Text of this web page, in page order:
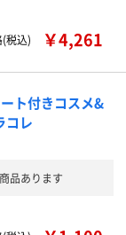
税込) ￥4,261
ト付きコスメ&
コレ
商品あります